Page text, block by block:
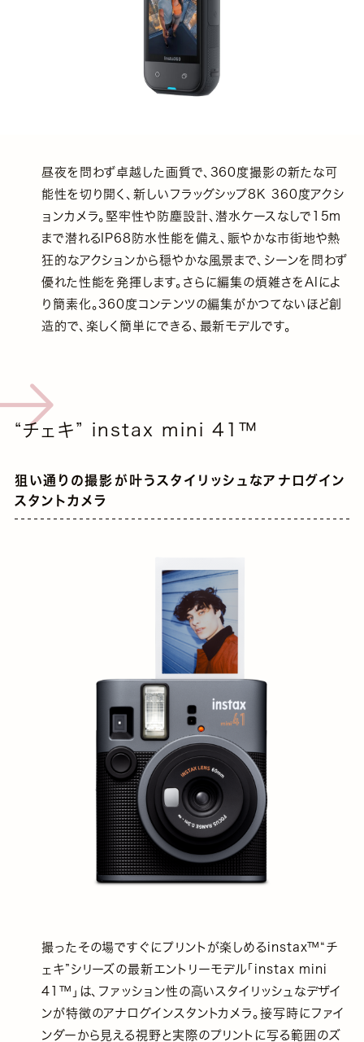
昼夜を問わず卓越した画質で、360度撮影の新たな可
能性を切り開く、新しいフラッグシップ8K 360度アクシ
ョンカメラ。堅牢性や防塵設計、潜水ケースなしで15m
まで潜れるIP68防水性能を備え、賑やかな市街地や熱
狂的なアクションから穏やかな風景まで、シーンを問わず
優れた性能を発揮します。さらに編集の煩雑さをAIによ
り簡素化。360度コンテンツの編集がかつてないほど創
造的で、楽しく簡単にできる、最新モデルです。
“チェキ” instax mini 41™
狙い通りの撮影が叶うスタイリッシュなアナログイン
スタントカメラ
撮ったその場ですぐにプリントが楽しめるinstax™“チ
ェキ”シリーズの最新エントリーモデル「instax mini
41™」は、ファッション性の高いスタイリッシュなデザイ
ンが特徴のアナログインスタントカメラ。接写時にファイ
ンダーから見える視野と実際のプリントに写る範囲のズ